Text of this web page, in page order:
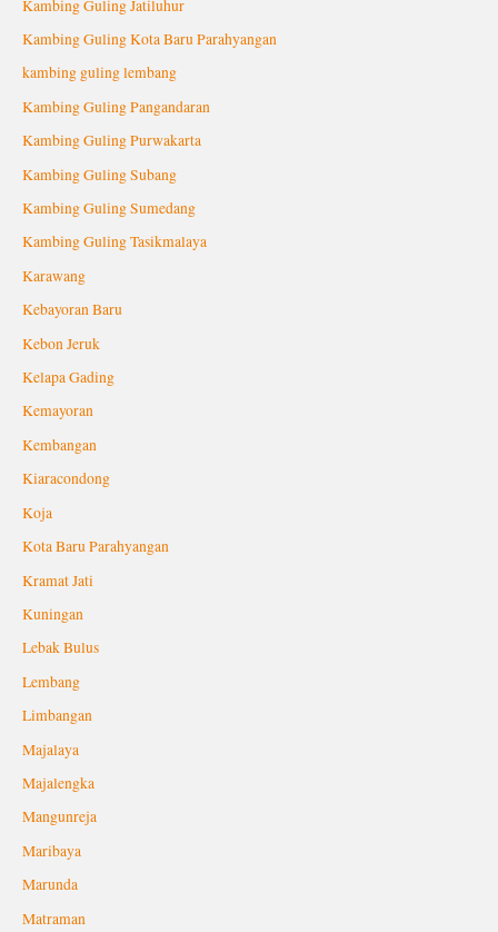
Kambing Guling Jatiluhur
Kambing Guling Kota Baru Parahyangan
kambing guling lembang
Kambing Guling Pangandaran
Kambing Guling Purwakarta
Kambing Guling Subang
Kambing Guling Sumedang
Kambing Guling Tasikmalaya
Karawang
Kebayoran Baru
Kebon Jeruk
Kelapa Gading
Kemayoran
Kembangan
Kiaracondong
Koja
Kota Baru Parahyangan
Kramat Jati
Kuningan
Lebak Bulus
Lembang
Limbangan
Majalaya
Majalengka
Mangunreja
Maribaya
Marunda
Matraman